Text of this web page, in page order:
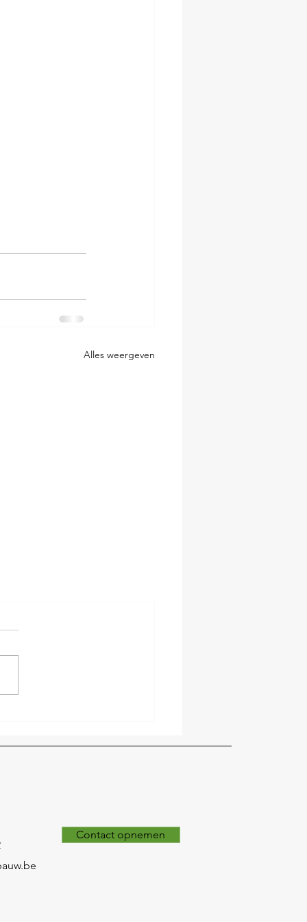
Alles weergeven
Contact opnemen